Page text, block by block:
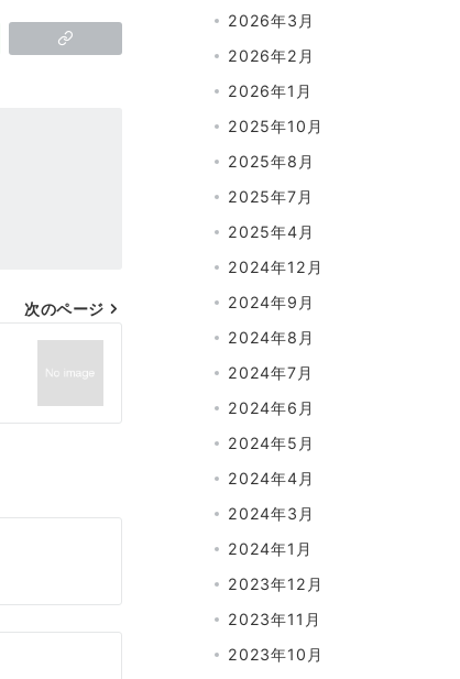
次のページ
2026年3月
2026年2月
2026年1月
2025年10月
2025年8月
2025年7月
2025年4月
2024年12月
2024年9月
2024年8月
2024年7月
2024年6月
2024年5月
2024年4月
2024年3月
2024年1月
2023年12月
2023年11月
2023年10月